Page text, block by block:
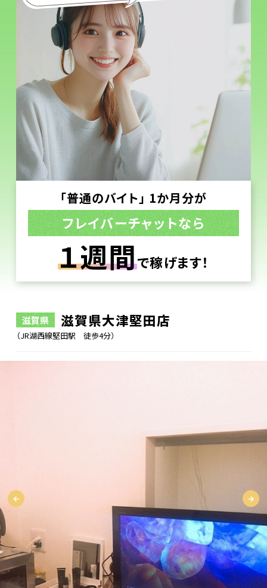
「普通のバイト」 1か月分が
フレイバーチャットなら
１週間で稼げます！
滋賀県 滋賀県大津堅田店
（JR湖西線堅田駅 徒歩4分）